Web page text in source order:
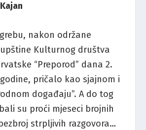
nakon održane
Kulturnog društva
“Preporod” dana 2.
pričalo kao sjajnom i
događaju”. A do tog
su proći mjeseci brojnih
strpljivih razgovora…